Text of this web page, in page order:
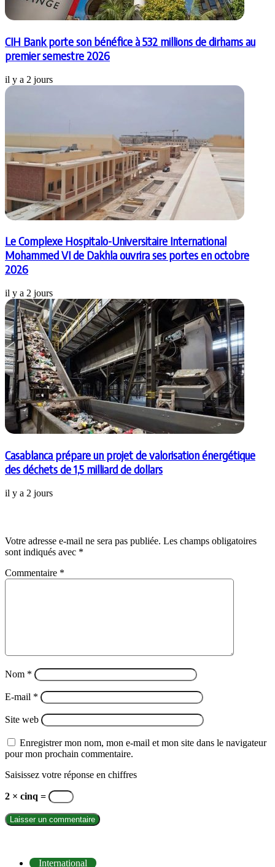
CIH Bank porte son bénéfice à 532 millions de dirhams au
premier semestre 2026
il y a 2 jours
Le Complexe Hospitalo-Universitaire International
Mohammed VI de Dakhla ouvrira ses portes en octobre
2026
il y a 2 jours
Casablanca prépare un projet de valorisation énergétique
des déchets de 1,5 milliard de dollars
il y a 2 jours
Votre adresse e-mail ne sera pas publiée. Les champs obligatoires
sont indiqués avec *
Commentaire *
Nom *
E-mail *
Site web
Enregistrer mon nom, mon e-mail et mon site dans le navigateur
pour mon prochain commentaire.
Saisissez votre réponse en chiffres
2 × cinq =
International